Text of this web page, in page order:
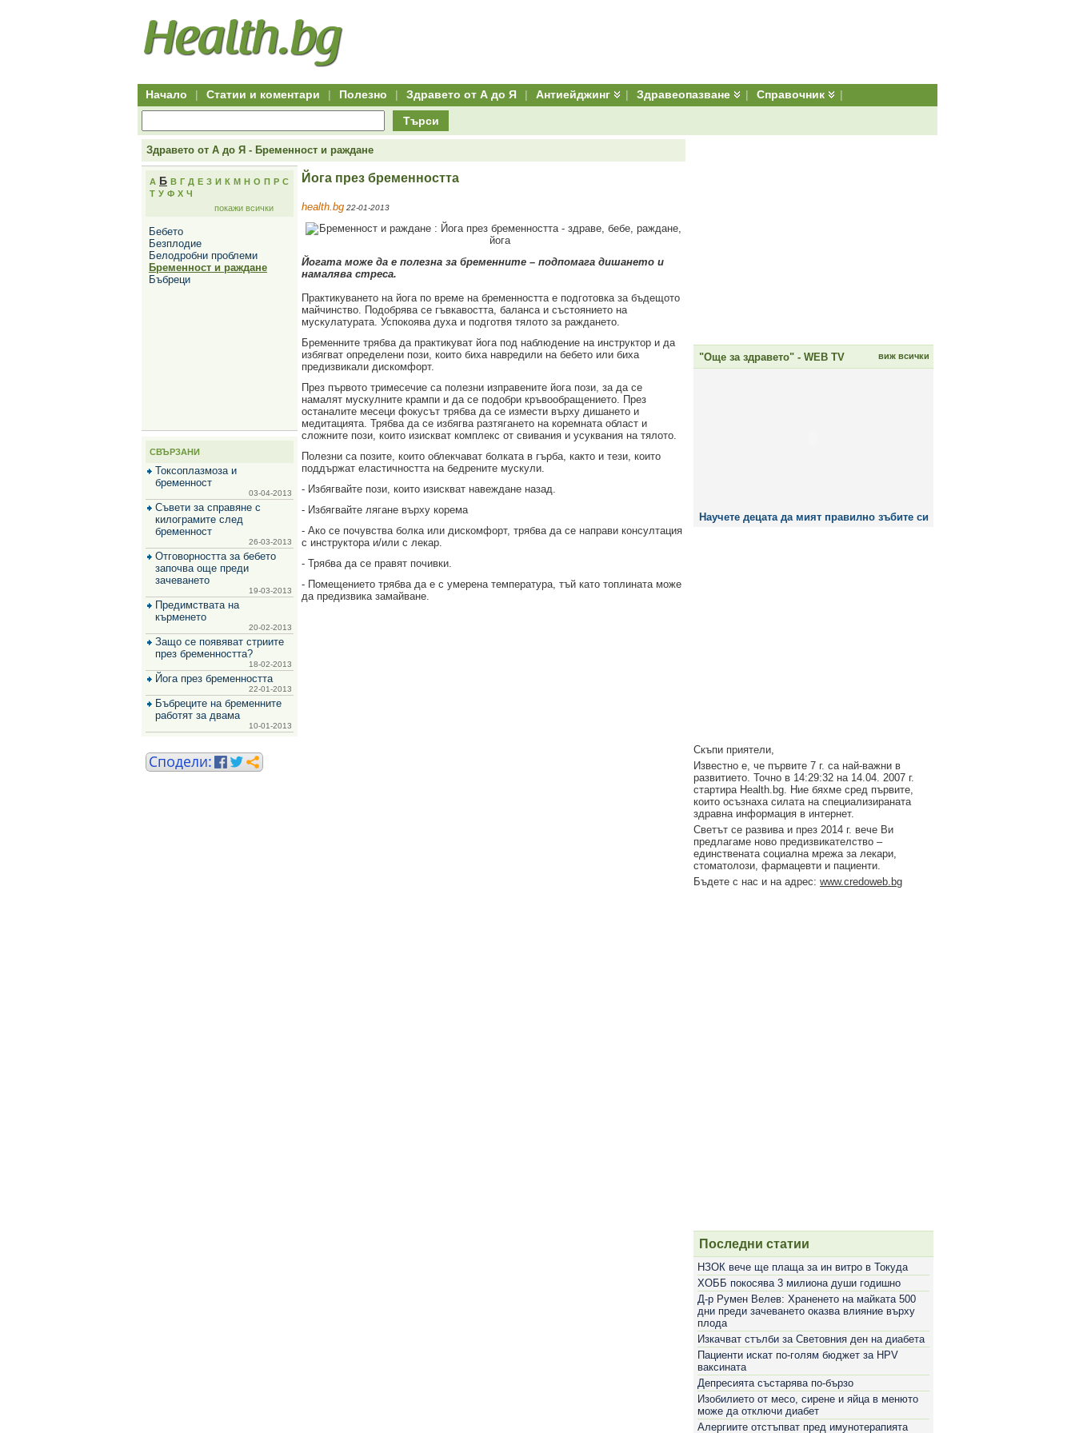
Начало | Статии и коментари | Полезно | Здравето от А до Я | Антиейджинг | Здравеопазване | Справочник |
Търси
Здравето от А до Я - Бременност и раждане
А Б В Г Д Е З И К М Н О П Р С
Т У Ф Х Ч
покажи всички
Бебето
Безплодие
Белодробни проблеми
Бременност и раждане
Бъбреци
СВЪРЗАНИ
Токсоплазмоза и
бременност
03-04-2013
Съвети за справяне с
килограмите след
бременност
26-03-2013
Отговорността за бебето
започва още преди
зачеването
19-03-2013
Предимствата на
кърменето
20-02-2013
Защо се появяват стриите
през бременността?
18-02-2013
Йога през бременността
22-01-2013
Бъбреците на бременните
работят за двама
10-01-2013
Йога през бременността
health.bg 22-01-2013
Йогата може да е полезна за бременните – подпомага дишането и
намалява стреса.
Практикуването на йога по време на бременността е подготовка за бъдещото
майчинство. Подобрява се гъвкавостта, баланса и състоянието на
мускулатурата. Успокоява духа и подготвя тялото за раждането.
Бременните трябва да практикуват йога под наблюдение на инструктор и да
избягват определени пози, които биха навредили на бебето или биха
предизвикали дискомфорт.
През първото тримесечие са полезни изправените йога пози, за да се
намалят мускулните крампи и да се подобри кръвообращението. През
останалите месеци фокусът трябва да се измести върху дишането и
медитацията. Трябва да се избягва разтягането на коремната област и
сложните пози, които изискват комплекс от свивания и усуквания на тялото.
Полезни са позите, които облекчават болката в гърба, както и тези, които
поддържат еластичността на бедрените мускули.
- Избягвайте пози, които изискват навеждане назад.
- Избягвайте лягане върху корема
- Ако се почувства болка или дискомфорт, трябва да се направи консултация
с инструктора и/или с лекар.
- Трябва да се правят почивки.
- Помещението трябва да е с умерена температура, тъй като топлината може
да предизвика замайване.
"Още за здравето" - WEB TV виж всички
Научете децата да мият правилно зъбите си
Скъпи приятели,
Известно е, че първите 7 г. са най-важни в
развитието. Точно в 14:29:32 на 14.04. 2007 г.
стартирa Health.bg. Ние бяхме сред първите,
които осъзнаха силата на специализираната
здравна информация в интернет.
Светът се развива и през 2014 г. вече Ви
предлагаме ново предизвикателство –
единствената социална мрежа за лекари,
стоматолози, фармацевти и пациенти.
Бъдете с нас и на адрес: www.credoweb.bg
Последни статии
НЗОК вече ще плаща за ин витро в Токуда
ХОББ покосява 3 милиона души годишно
Д-р Румен Велев: Храненето на майката 500
дни преди зачеването оказва влияние върху
плода
Изкачват стълби за Световния ден на диабета
Пациенти искат по-голям бюджет за HPV
ваксината
Депресията състарява по-бързо
Изобилието от месо, сирене и яйца в менюто
може да отключи диабет
Алергиите отстъпват пред имунотерапията